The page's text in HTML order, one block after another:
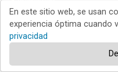
Haga clic en el icono de
superior derecha de
En este sitio web, se usan
experiencia óptima cuando
privacidad